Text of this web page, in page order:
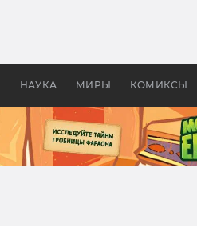
НАУКА МИРЫ КОМИКСЫ
апокалипсис, в России —